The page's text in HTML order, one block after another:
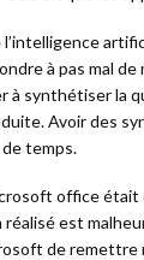
à pas mal
à synthétiser la
Avoir des
de temps.
office était
réalisé est
de